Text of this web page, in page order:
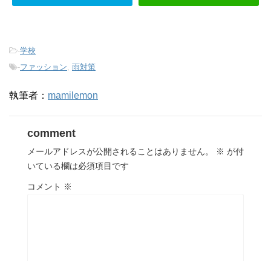
-学校
-ファッション, 雨対策
執筆者： mamilemon
comment
メールアドレスが公開されることはありません。 ※ が付
いている欄は必須項目です
コメント ※